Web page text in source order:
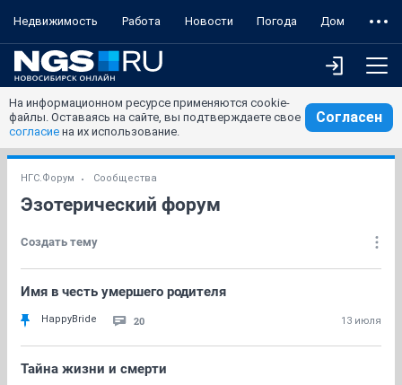
Недвижимость Работа Новости Погода Дом
На информационном ресурсе применяются cookie-
файлы. Оставаясь на сайте, вы подтверждаете свое
согласие на их использование.
Согласен
НГС.Форум Сообщества
Эзотерический форум
Создать тему
Имя в честь умершего родителя
HappyBride 20 13 июля
Тайна жизни и смерти